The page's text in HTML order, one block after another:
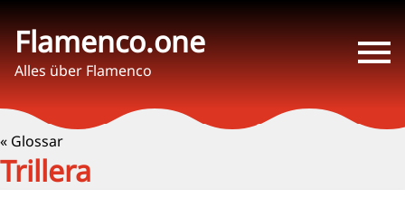
Flamenco.one
Alles über Flamenco
« Glossar
Trillera